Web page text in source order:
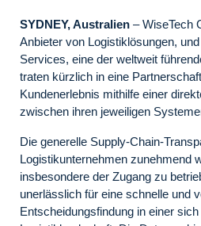
SYDNEY, Australien – WiseTech
Anbieter von Logistiklösungen,
Services, eine der weltweit
traten kürzlich in eine
Kundenerlebnis mithilfe einer
zwischen ihren jeweiligen
Die generelle Supply-Chain-
Logistikunternehmen zunehmend
insbesondere der Zugang zu
unerlässlich für eine schnelle und
Entscheidungsfindung in einer